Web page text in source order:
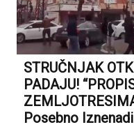
STRUČNJAK
PADAJU!
Posebno